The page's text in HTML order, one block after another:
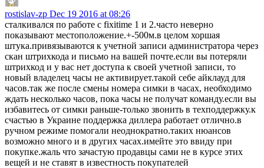
rostislav-zp Dec 19 2016 at 08:26
сталкивался по работе с fixitime 1 и 2.часто неверно
показывают местоположение.+-500м.в целом хоршая
штука.привязываются к учетной записи администратора через
скан штрихкода и письмо на вашей почте.если вы потеряли
штрихкод и у вас нет доступа к своей учетной записи, то
новый владелец часы не активирует.такой себе айклауд для
часов.так же после смены номера симки в часах, необходимо
ждать несколько часов, пока часы не получат команду.если вы
избавитесь от симки раньше-только звонить в техподдержку.к
счастью в Украине поддержка диллера работает отлично.в
ручном режиме помогали неоднократно.таких нюансов
возможно много и в других часах.имейте это ввиду при
покупке.жаль что зачастую продавцы сами не в курсе этих
вещей и не ставят в известность покупателей